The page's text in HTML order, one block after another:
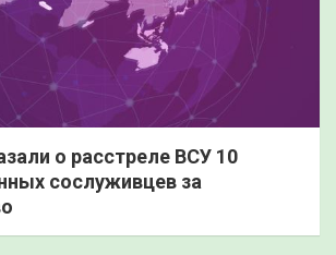
о расстреле ВСУ 10
сослуживцев за